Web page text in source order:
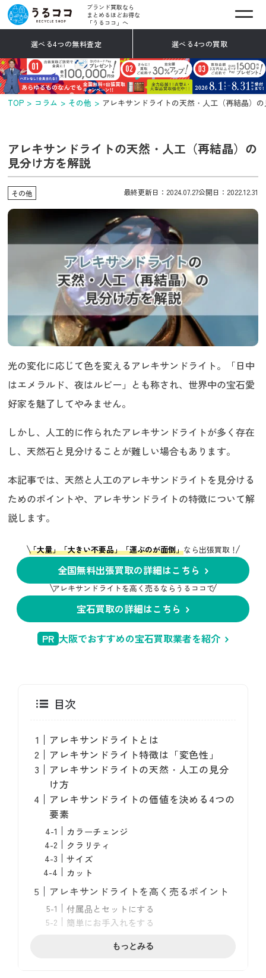
ブランド買取なら
まとめるほどお得な
「うるココ」へ
選べる4つの無料査定 選べる4つの買取
TOP コラム その他 アレキサンドライトの天然・人工（再結晶）
アレキサンドライトの天然・人工（再結晶）の
見分け方を解説
その他 最終更新日：2024.07.27公開日：2022.12.31
光の変化に応じて色を変えるアレキサンドライト。「日中
はエメラルド、夜はルビー」とも称され、世界中の宝石愛
好家を魅了してやみません。
しかし、人工的に作られたアレキサンドライトが多く存在
し、天然石と見分けることが難しい場合もあります。
本記事では、天然と人工のアレキサンドライトを見分ける
ためのポイントや、アレキサンドライトの特徴について解
説します。
「大量」「大きい不要品」「運ぶのが面倒」なら出張買取！
全国無料出張買取の詳細はこちら
アレキサンドライトを高く売るならうるココで
宝石買取の詳細はこちら
PR 大阪でおすすめの宝石買取業者を紹介
目次
アレキサンドライトとは
アレキサンドライト特徴は「変色性」
アレキサンドライトの天然・人工の見分
け方
アレキサンドライトの価値を決める4つの
要素
カラーチェンジ
クラリティ
サイズ
カット
アレキサンドライトを高く売るポイント
付属品とセットにする
簡単にお手入れをする
もっとみる